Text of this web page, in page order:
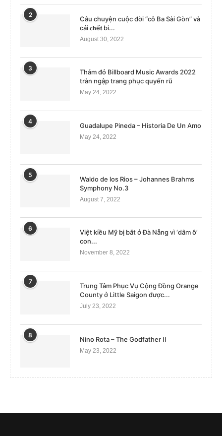
2
Câu chuyện cuộc đời “cô Ba Sài Gòn” và
cái 𝐜𝐡ế𝐭 bi...
August 30, 2022
3
Thảm đỏ Billboard Music Awards 2022
tràn ngập trang phục quyến rũ
May 24, 2022
4
Guadalupe Pineda – Historia De Un Amo
May 24, 2022
5
Waldo de los Rios – Johannes Brahms
Symphony No.3
August 7, 2022
6
Việt kiều Mỹ bị bắt ở Đà Nẵng vì ‘dâm ô’
con...
November 8, 2022
7
Trung Tâm Phục Vụ Cộng Đồng Orange
County ở Little Saigon được...
July 23, 2022
8
Nino Rota – The Godfather II
May 23, 2022